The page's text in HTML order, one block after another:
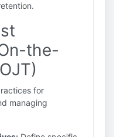
the-
for
managing